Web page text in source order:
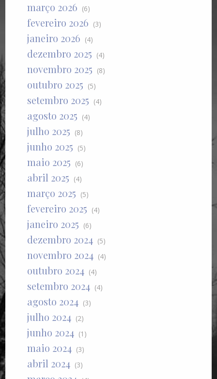
março 2026 (6)
fevereiro 2026 (3)
janeiro 2026 (4)
dezembro 2025 (4)
novembro 2025 (8)
outubro 2025 (5)
setembro 2025 (4)
agosto 2025 (4)
julho 2025 (8)
junho 2025 (5)
maio 2025 (6)
abril 2025 (4)
março 2025 (5)
fevereiro 2025 (4)
janeiro 2025 (6)
dezembro 2024 (5)
novembro 2024 (4)
outubro 2024 (4)
setembro 2024 (4)
agosto 2024 (3)
julho 2024 (2)
junho 2024 (1)
maio 2024 (3)
abril 2024 (3)